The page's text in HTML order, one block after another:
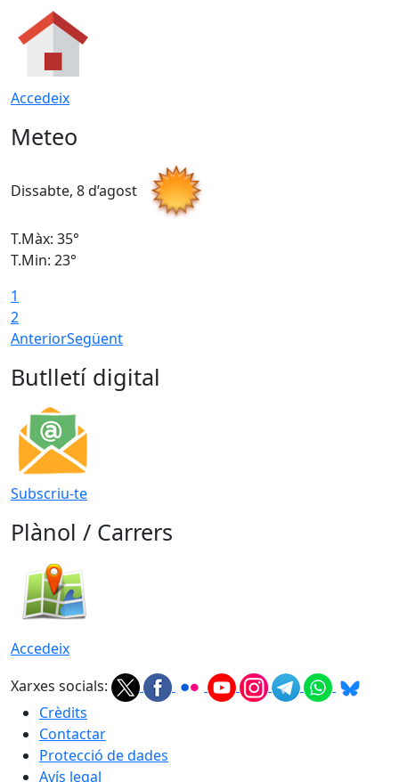
Accedeix
Meteo
Dissabte, 8 d’agost
T.Màx: 35°
T.Min: 23°
1
2
AnteriorSegüent
Butlletí digital
Subscriu-te
Plànol / Carrers
Accedeix
Xarxes socials:
Crèdits
Contactar
Protecció de dades
Avís legal